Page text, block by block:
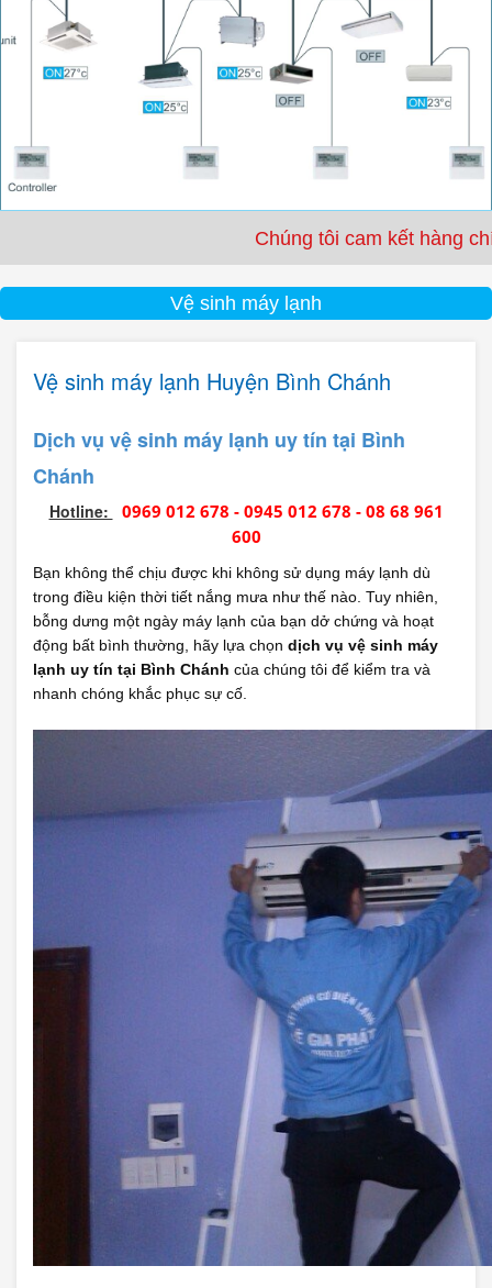
Chúng tôi cam kết hàng chính
Vệ sinh máy lạnh
Vệ sinh máy lạnh Huyện Bình Chánh
Dịch vụ vệ sinh máy lạnh uy tín tại Bình
Chánh
Hotline:
0969 012 678 - 0945 012 678 - 08 68 961
600
Bạn không thể chịu được khi không sử dụng máy lạnh dù
trong điều kiện thời tiết nắng mưa như thế nào. Tuy nhiên,
bỗng dưng một ngày máy lạnh của bạn dở chứng và hoạt
động bất bình thường, hãy lựa chọn dịch vụ vệ sinh máy
lạnh uy tín tại Bình Chánh của chúng tôi để kiểm tra và
nhanh chóng khắc phục sự cố.